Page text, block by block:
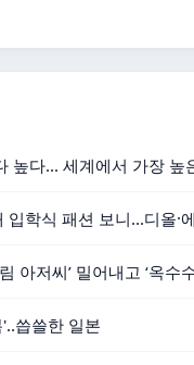
높다... 세계에서 가장 높
학식 패션 보니...디올·
아저씨’ 밀어내고 ‘옥수
씁쓸한 일본